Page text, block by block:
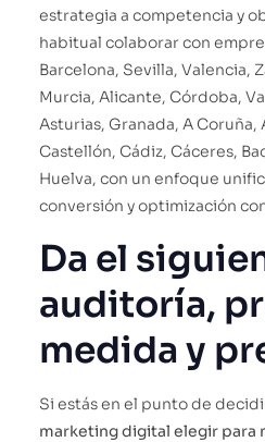
estrategia a competencia y
habitual colaborar con
Barcelona, Sevilla, Valencia,
Murcia, Alicante, Córdoba,
Asturias, Granada, A Coruña,
Castellón, Cádiz, Cáceres,
Huelva, con un enfoque
conversión y optimización
Da el
auditoría,
medida y
Si estás en el punto de
marketing digital elegir para